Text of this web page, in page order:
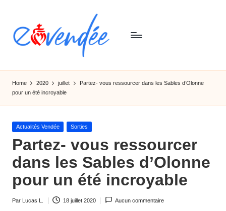
content
E
-
v
e
n
d
e
e
tourismes,
activités
et
informations
Home 2020 juillet
Partez- vous ressourcer dans les Sables d’Olonne
pour un été incroyable
Posted
Actualités Vendée Sorties
Partez- vous ressourcer
dans les Sables d’Olonne
pour un été incroyable
Par Lucas L. 18 juillet 2020 Aucun commentaire